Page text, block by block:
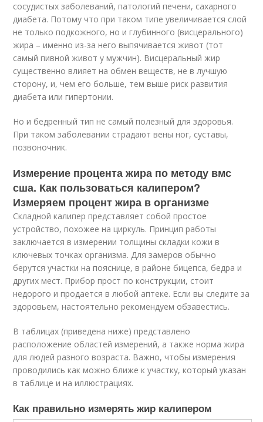
сосудистых заболеваний, патологий печени, сахарного
диабета. Потому что при таком типе увеличивается слой
не только подкожного, но и глубинного (висцерального)
жира – именно из-за него выпячивается живот (тот
самый пивной живот у мужчин). Висцеральный жир
существенно влияет на обмен веществ, не в лучшую
сторону, и, чем его больше, тем выше риск развития
диабета или гипертонии.
Но и бедренный тип не самый полезный для здоровья.
При таком заболевании страдают вены ног, суставы,
позвоночник.
Измерение процента жира по методу вмс
сша. Как пользоваться калипером?
Измеряем процент жира в организме
Складной калипер представляет собой простое
устройство, похожее на циркуль. Принцип работы
заключается в измерении толщины складки кожи в
ключевых точках организма. Для замеров обычно
берутся участки на пояснице, в районе бицепса, бедра и
других мест. Прибор прост по конструкции, стоит
недорого и продается в любой аптеке. Если вы следите за
здоровьем, настоятельно рекомендуем обзавестись.
В таблицах (приведена ниже) представлено
расположение областей измерений, а также норма жира
для людей разного возраста. Важно, чтобы измерения
проводились как можно ближе к участку, который указан
в таблице и на иллюстрациях.
Как правильно измерять жир калипером